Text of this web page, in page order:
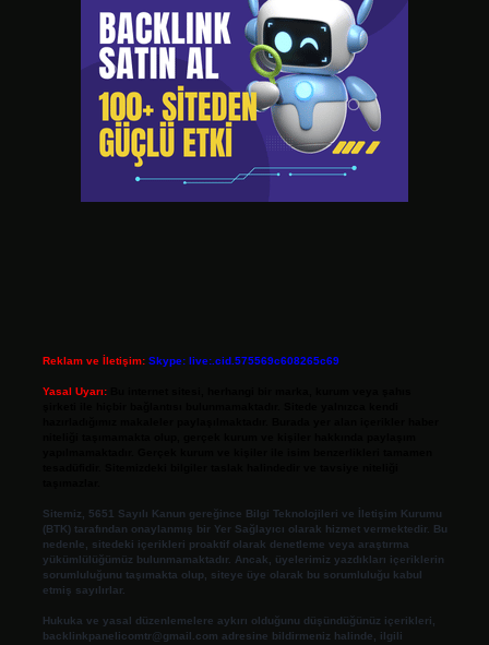
Reklam ve İletişim: Skype: live:.cid.575569c608265c69
Yasal Uyarı:
Sitemiz, 5651 Sayılı Kanun gereğince Bilgi Teknolojileri ve İletişim Kurumu
(BTK) tarafından onaylanmış bir Yer Sağlayıcı olarak hizmet vermektedir. Bu
nedenle, sitedeki içerikleri proaktif olarak denetleme veya araştırma
yükümlülüğümüz bulunmamaktadır. Ancak, üyelerimiz yazdıkları içeriklerin
sorumluluğunu taşımakta olup, siteye üye olarak bu sorumluluğu kabul
etmiş sayılırlar.
Hukuka ve yasal düzenlemelere aykırı olduğunu düşündüğünüz içerikleri,
backlinkpanelicomtr@gmail.com adresine bildirmeniz halinde, ilgili